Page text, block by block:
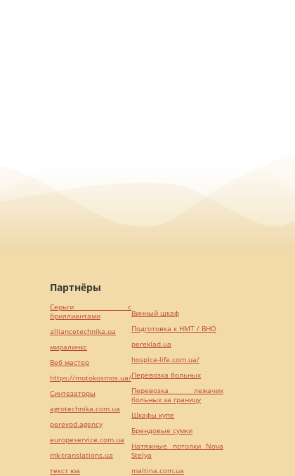
Партнёры
Серьги с
бриллиантами
alliancetechnika.ua
миралинкс
Веб мастер
https://motokosmos.ua/
Синтезаторы
agrotechnika.com.ua
perevod.agency
europeservice.com.ua
mk-translations.ua
текст юа
Винный шкаф
Подготовка к НМТ / ВНО
pereklad.ua
hospice-life.com.ua/
Перевозка больных
Перевозка лежачих
больных за границу
Шкафы купе
Брендовые сумки
Натяжные потолки Nova
Stelya
maltina.com.ua